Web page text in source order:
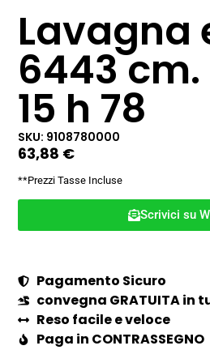
Lavagna
6443 cm.
15 h 78
SKU: 9108780000
63,88 €
**Prezzi Tasse Incluse
Scrivici su
Pagamento Sicuro
convegna GRATUITA in
Reso facile e veloce
Paga in CONTRASSEGNO